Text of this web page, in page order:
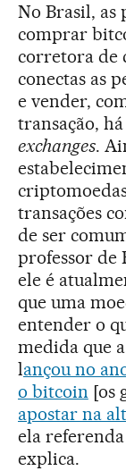
No Brasil, as
comprar
corretora de
conectas as
e vender,
transação,
exchanges.
transações
de ser
professor de
ele é
que uma
entender o
medida que
lançou no
o bitcoin [os
apostar na
ela
explica.